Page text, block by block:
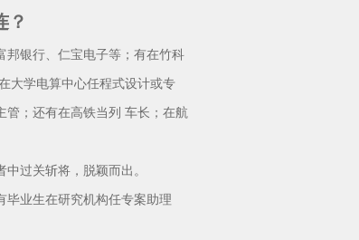
？
银行、仁宝电子等；有在竹科
大学电算中心任程式设计或专
管；还有在高铁当列 车长；在航
过关斩将，脱颖而出。
业生在研究机构任专案助理